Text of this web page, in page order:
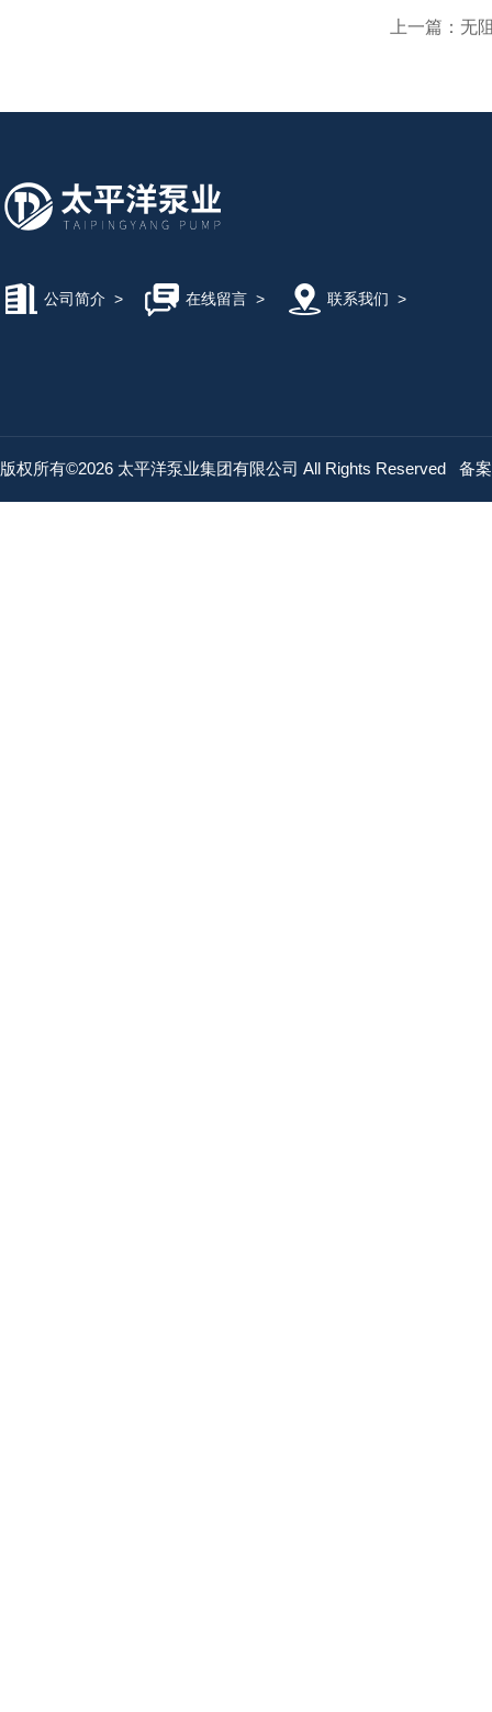
上一篇： 无
公司简介 > 在线留言> 联系我们 >
版权所有©2026 太平洋泵业集团有限公司 All Rights Reserved 备